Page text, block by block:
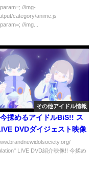
//img-
category/anime.js
//img...
その他アイドル情報
揉めるアイドルBiS!! ス
DVDダイジェスト映像
LIVE DVD紹介映像!! 今揉め